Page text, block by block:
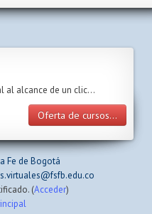
al alcance de un clic…
Oferta de cursos...
Fe de Bogotá
(Acceder)